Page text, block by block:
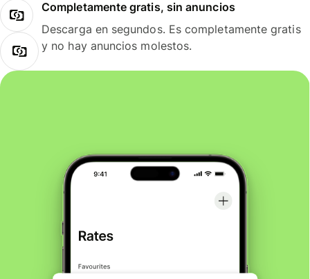
Completamente gratis, sin anuncios
Descarga en segundos. Es completamente gratis
y no hay anuncios molestos.